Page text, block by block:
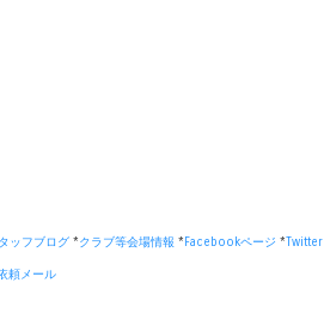
ッフブログ *クラブ等会場情報 * Facebookページ *Twitter
頼メール